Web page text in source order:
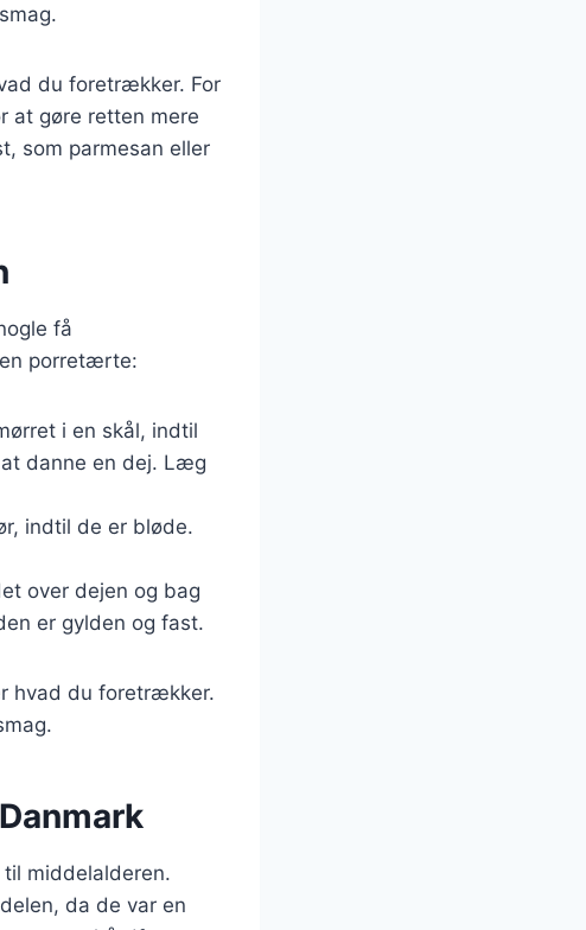
du foretrækker. For
at gøre retten mere
som parmesan eller
få
porretærte:
i en skål, indtil
danne en dej. Læg
indtil de er bløde.
over dejen og bag
er gylden og fast.
hvad du foretrækker.
middelalderen.
da de var en